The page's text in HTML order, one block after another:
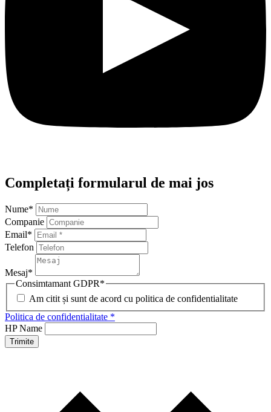
Completați formularul de mai jos
Nume*
Companie
Email*
Telefon
Mesaj*
Consimtamant GDPR*
Am citit și sunt de acord cu politica de confidentialitate
Politica de confidentialitate *
HP Name
Trimite